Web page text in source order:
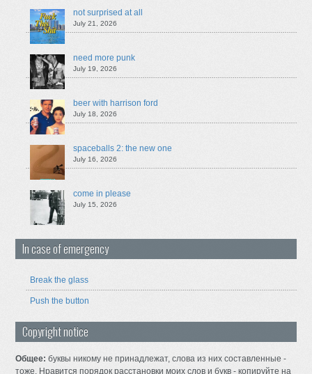
not surprised at all
July 21, 2026
need more punk
July 19, 2026
beer with harrison ford
July 18, 2026
spaceballs 2: the new one
July 16, 2026
come in please
July 15, 2026
In case of emergency
Break the glass
Push the button
Copyright notice
Общее: буквы никому не принадлежат, слова из них составленные -
тоже. Нравится порядок расстановки моих слов и букв - копируйте на